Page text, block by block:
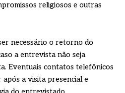
religiosos e outras
necessário o retorno do
a entrevista não seja
Eventuais contatos telefônicos
a visita presencial e